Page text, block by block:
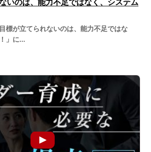
いのは、能力不足ではなく、システム
標が立てられないのは、能力不足ではな
」に...